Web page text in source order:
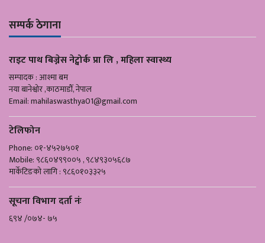
सम्पर्क ठेगाना
राइट पाथ बिज्नेस नेट्वोर्क प्रा लि , महिला स्वास्थ्य
सम्पादक : आश्मा बम
नया बानेश्वोर ,काठमाडौँ, नेपाल
Email:mahilaswasthya01@gmail.com
टेलिफोन
Phone: ०१-४५२७५०१
Mobile: ९८६०४९९००५ , ९८४९३०५६८७
मार्केटिङको लागि : ९८६०१०३३२५
सूचना विभाग दर्ता नंः
६९४ /०७४- ७५